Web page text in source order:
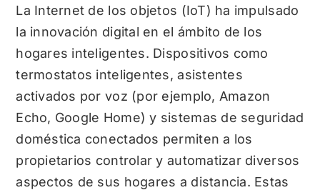
La Internet de los objetos (IoT) ha impulsado
la innovación digital en el ámbito de los
hogares inteligentes. Dispositivos como
termostatos inteligentes, asistentes
activados por voz (por ejemplo, Amazon
Echo, Google Home) y sistemas de seguridad
doméstica conectados permiten a los
propietarios controlar y automatizar diversos
aspectos de sus hogares a distancia. Estas